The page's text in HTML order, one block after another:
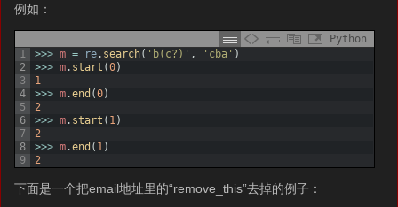
例如：
Python
1
2
3
4
5
6
7
8
9
>>> m = re. search( 'b(c?)' , 'cba' )
>>> m. start (0)
1
>>> m.end (0)
2
>>> m. start ( 1 )
2
>>> m.end ( 1 )
2
下面是一个把email地址里的“remove_this”去掉的例子：